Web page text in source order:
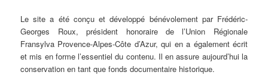
Le site a été conçu et développé bénévolement par Frédéric-
Georges Roux, président honoraire de l’Union Régionale
Fransylva Provence-Alpes-Côte d’Azur, qui en a également écrit
et mis en forme l’essentiel du contenu. Il en assure aujourd’hui la
conservation en tant que fonds documentaire historique.